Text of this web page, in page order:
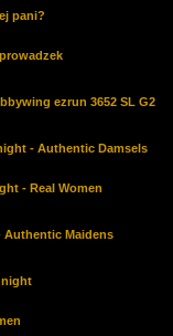
pani?
ezrun 3652 SL G2
- Authentic Damsels
- Real Women
Maidens
night